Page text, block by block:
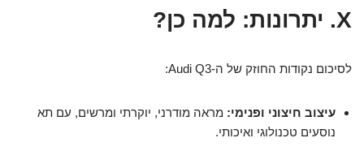
X. יתרונות: למה כן?
לסיכום נקודות החוזק של ה-Audi Q3:
עיצוב חיצוני ופנימי: מראה מודרני, יוקרתי ומרשים, עם תא
נוסעים טכנולוגי ואיכותי.